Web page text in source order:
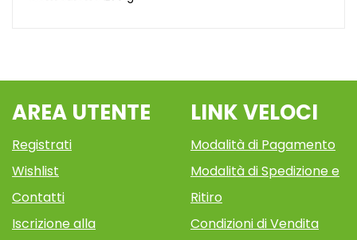
AREA UTENTE
Registrati
Wishlist
Contatti
Iscrizione alla
LINK VELOCI
Modalità di Pagamento
Modalità di Spedizione e
Ritiro
Condizioni di Vendita